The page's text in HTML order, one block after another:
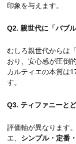
印象を与えます。
Q2. 親世代に「バブ
むしろ親世代からは「
おり、安心感が圧倒
カルティエの本質は
す。
Q3. ティファニーと
評価軸が異なります。
エ、 シンプル・定番